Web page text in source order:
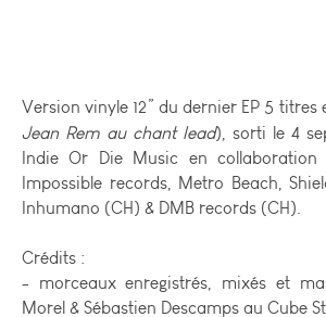
Version vinyle 12” du dernier EP 5 titres
Jean Rem au chant lead), sorti le 4
Indie Or Die Music en collaboration
Impossible records, Metro Beach,
Inhumano (CH) & DMB records (CH).
Crédits :
- morceaux enregistrés, mixés et
Morel & Sébastien Descamps au Cube